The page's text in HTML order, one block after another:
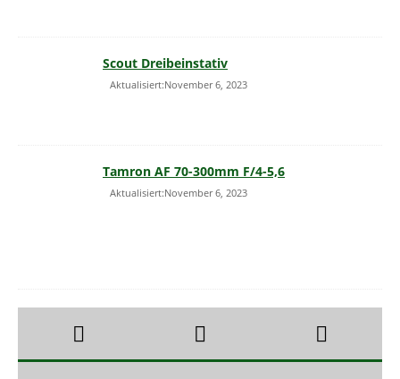
Scout Dreibeinstativ
Aktualisiert:November 6, 2023
Tamron AF 70-300mm F/4-5,6
Aktualisiert:November 6, 2023